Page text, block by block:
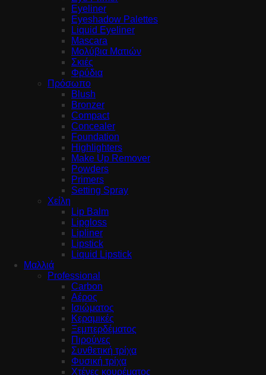
Eyeliner
Eyeshadow Palettes
Liquid Eyeliner
Mascara
Μολύβια Ματιών
Σκιές
Φρύδια
Πρόσωπο
Blush
Bronzer
Compact
Concealer
Foundation
Highlighters
Make Up Remover
Powders
Primers
Setting Spray
Χείλη
Lip Balm
Lipgloss
Lipliner
Lipstick
Liquid Lipstick
Μαλλιά
Professional
Carbon
Αέρος
Ισιώματος
Κεραμικές
Ξεμπερδέματος
Πιρούνες
Συνθετική τρίχα
Φυσική τρίχα
Χτένες κουρέματος